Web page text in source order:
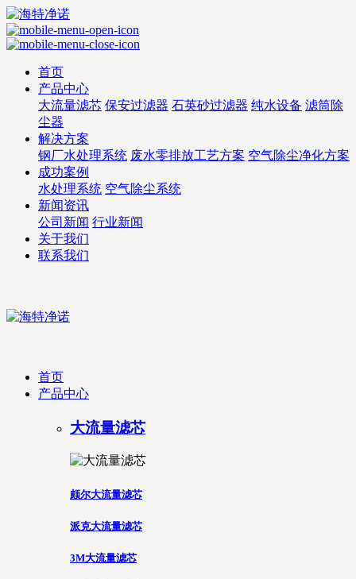
首页
产品中心
大流量滤芯 保安过滤器 石英砂过滤器 纯水设备 滤筒除
尘器
解决方案
钢厂水处理系统 废水零排放工艺方案 空气除尘净化方案
成功案例
水处理系统 空气除尘系统
新闻资讯
公司新闻 行业新闻
关于我们
联系我们
首页
产品中心
大流量滤芯
颇尔大流量滤芯
派克大流量滤芯
3M大流量滤芯